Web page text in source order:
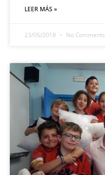
LEER MÁS »
23/05/2018 No Comments